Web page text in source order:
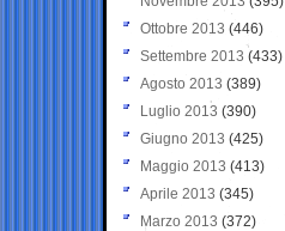
Ottobre 2013 (446)
Settembre 2013 (433)
Agosto 2013 (389)
Luglio 2013 (390)
Giugno 2013 (425)
Maggio 2013 (413)
Aprile 2013 (345)
Marzo 2013 (372)